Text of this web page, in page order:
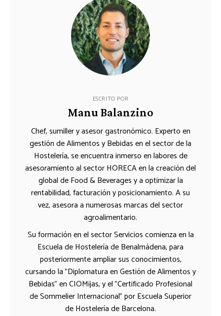
ESCRITO POR
Manu Balanzino
Chef, sumiller y asesor gastronómico. Experto en
gestión de Alimentos y Bebidas en el sector de la
Hostelería, se encuentra inmerso en labores de
asesoramiento al sector HORECA en la creación del
global de Food & Beverages y a optimizar la
rentabilidad, facturación y posicionamiento. A su
vez, asesora a numerosas marcas del sector
agroalimentario.
Su formación en el sector Servicios comienza en la
Escuela de Hostelería de Benalmádena, para
posteriormente ampliar sus conocimientos,
cursando la "Diplomatura en Gestión de Alimentos y
Bebidas" en CIOMijas, y el "Certificado Profesional
de Sommelier Internacional" por Escuela Superior
de Hostelería de Barcelona.